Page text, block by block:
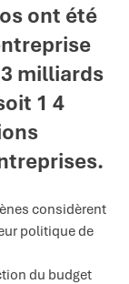
ont été
milliards
1 4
considèrent
politique de
du budget